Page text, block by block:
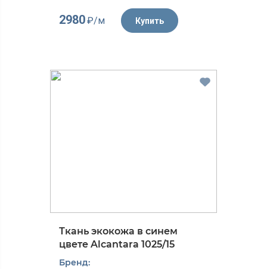
2980₽/м Купить
Ткань экокожа в синем
цвете Alcantarа 1025/15
Бренд: